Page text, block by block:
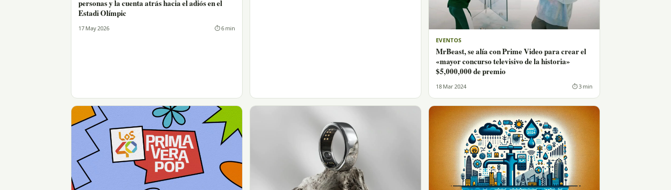
personas y la cuenta atrás hacia el adiós en el
Estadi Olímpic
17 May 2026 ⏱ 6 min
EVENTOS
MrBeast, se alía con Prime Video para crear el
«mayor concurso televisivo de la historia»
$5,000,000 de premio
18 Mar 2024 ⏱ 3 min